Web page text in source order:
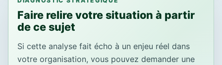
Faire relire votre situation à partir
de ce sujet
Si cette analyse fait écho à un enjeu réel dans
votre organisation, vous pouvez demander une